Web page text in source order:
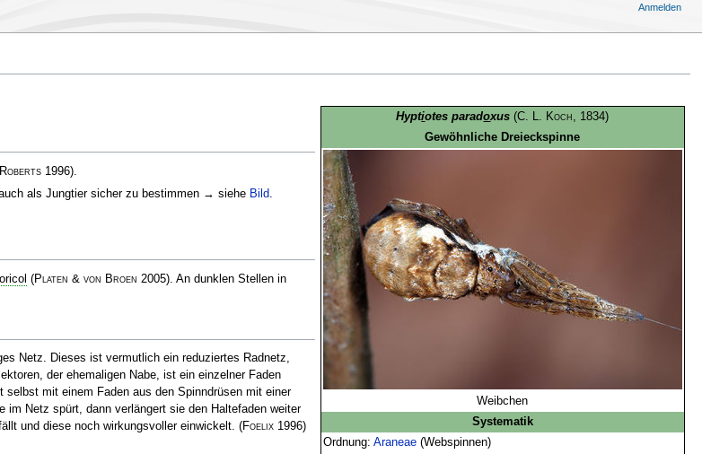
Hyptiotes paradoxus (C. L. Koch, 1834)
Gewöhnliche Dreieckspinne
Weibchen
Systematik
Ordnung: Araneae(Webspinnen)
1996).
als Jungtier sicher zu bestimmen → siehe Bild.
(Platen & von Broen 2005). An dunklen Stellen in
Netz. Dieses ist vermutlich ein reduziertes Radnetz,
der ehemaligen Nabe, ist ein einzelner Faden
mit einem Faden aus den Spinndrüsen mit einer
im Netz spürt, dann verlängert sie den Haltefaden weiter
und diese noch wirkungsvoller einwickelt. (Foelix1996)
Anmelden